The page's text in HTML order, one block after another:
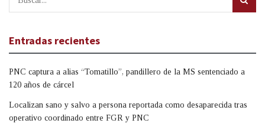
Entradas recientes
PNC captura a alias “Tomatillo”, pandillero de la MS sentenciado a
120 años de cárcel
Localizan sano y salvo a persona reportada como desaparecida tras
operativo coordinado entre FGR y PNC